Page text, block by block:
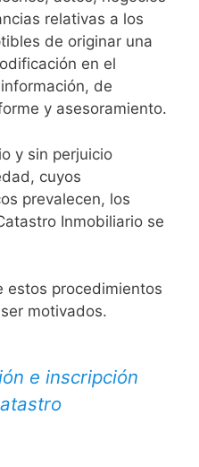
relativas a los
de originar una
en el
de
y asesoramiento.
y sin perjuicio
cuyos
prevalecen, los
Inmobiliario se
estos procedimientos
motivados.
e inscripción